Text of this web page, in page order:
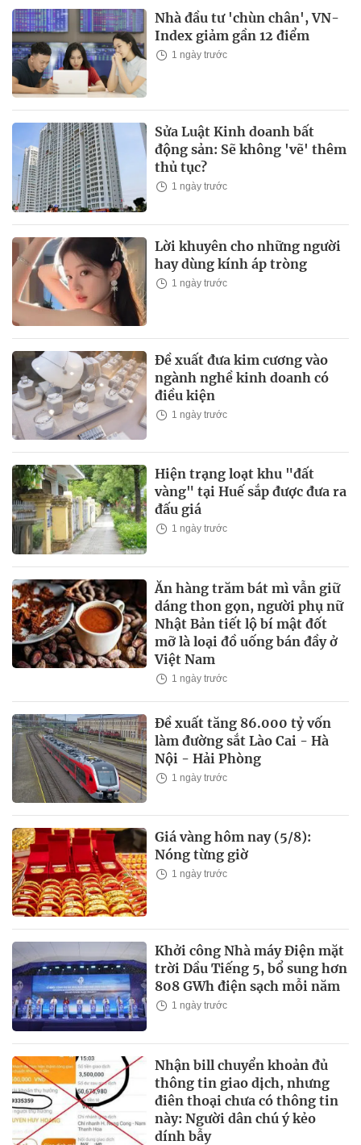
Nhà đầu tư 'chùn chân', VN-
Index giảm gần 12 điểm
1 ngày trước
Sửa Luật Kinh doanh bất
động sản: Sẽ không 'vẽ' thêm
thủ tục?
1 ngày trước
Lời khuyên cho những người
hay dùng kính áp tròng
1 ngày trước
Đề xuất đưa kim cương vào
ngành nghề kinh doanh có
điều kiện
1 ngày trước
Hiện trạng loạt khu "đất
vàng" tại Huế sắp được đưa ra
đấu giá
1 ngày trước
Ăn hàng trăm bát mì vẫn giữ
dáng thon gọn, người phụ nữ
Nhật Bản tiết lộ bí mật đốt
mỡ là loại đồ uống bán đầy ở
Việt Nam
1 ngày trước
Đề xuất tăng 86.000 tỷ vốn
làm đường sắt Lào Cai - Hà
Nội - Hải Phòng
1 ngày trước
Giá vàng hôm nay (5/8):
Nóng từng giờ
1 ngày trước
Khởi công Nhà máy Điện mặt
trời Dầu Tiếng 5, bổ sung hơn
808 GWh điện sạch mỗi năm
1 ngày trước
Nhận bill chuyển khoản đủ
thông tin giao dịch, nhưng
điên thoại chưa có thông tin
này: Người dân chú ý kẻo
dính bẫy